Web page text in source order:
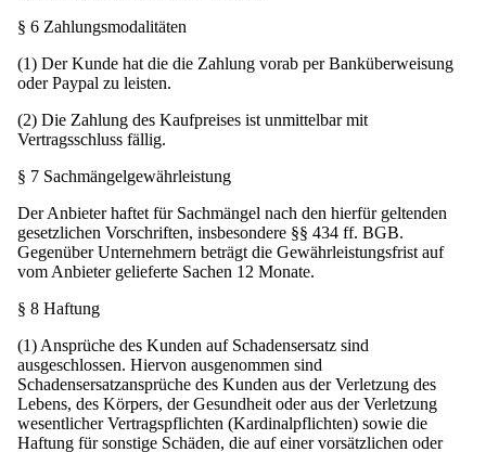
§ 6 Zahlungsmodalitäten
(1) Der Kunde hat die die Zahlung vorab per Banküberweisung
oder Paypal zu leisten.
(2) Die Zahlung des Kaufpreises ist unmittelbar mit
Vertragsschluss fällig.
§ 7 Sachmängelgewährleistung
Der Anbieter haftet für Sachmängel nach den hierfür geltenden
gesetzlichen Vorschriften, insbesondere §§ 434 ff. BGB.
Gegenüber Unternehmern beträgt die Gewährleistungsfrist auf
vom Anbieter gelieferte Sachen 12 Monate.
§ 8 Haftung
(1) Ansprüche des Kunden auf Schadensersatz sind
ausgeschlossen. Hiervon ausgenommen sind
Schadensersatzansprüche des Kunden aus der Verletzung des
Lebens, des Körpers, der Gesundheit oder aus der Verletzung
wesentlicher Vertragspflichten (Kardinalpflichten) sowie die
Haftung für sonstige Schäden, die auf einer vorsätzlichen oder